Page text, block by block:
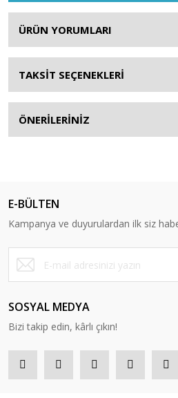
ÜRÜN YORUMLARI
TAKSİT SEÇENEKLERİ
ÖNERİLERİNİZ
E-BÜLTEN
Kampanya ve duyurulardan ilk siz
SOSYAL MEDYA
Bizi takip edin, kârlı çıkın!